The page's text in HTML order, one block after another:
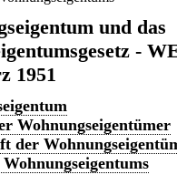
und das
-
1951
Wohnungseigentümer
der